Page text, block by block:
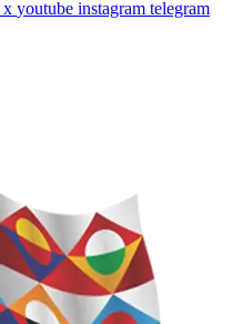
x youtube instagram telegram